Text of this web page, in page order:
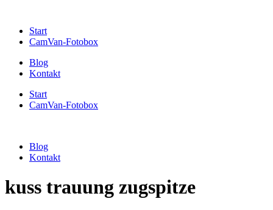
Start
CamVan-Fotobox
Blog
Kontakt
Start
CamVan-Fotobox
Blog
Kontakt
kuss trauung zugspitze